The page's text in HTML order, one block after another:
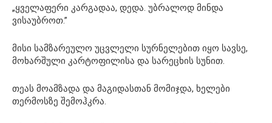
„ყველაფერი კარგადაა, დედა. უბრალოდ მინდა
ვისაუბროთ.”
მისი სამზარეულო უცვლელი სურნელებით იყო სავსე,
მოხარშული კარტოფილისა და სარეცხის სუნით.
თეას მოამზადა და მაგიდასთან მომიჯდა, ხელები
თერმოსზე შემოჰკრა.